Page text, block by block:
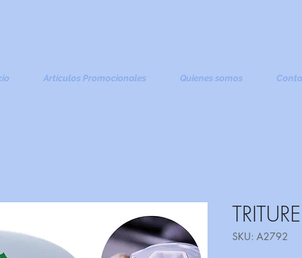
Artículos Promocionales Quienes somos
TRITURE
SKU: A2792